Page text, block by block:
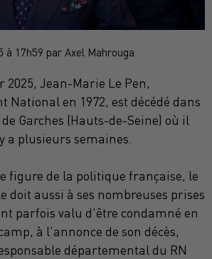
à 17h59 par Axel Mahrouga
2025, Jean-Marie Le Pen,
National en 1972, est décédé dans
Garches (Hauts-de-Seine) où il
a plusieurs semaines.
figure de la politique française, le
doit aussi à ses nombreuses prises
parfois valu d'être condamné en
à l'annonce de son décès,
départemental du RN